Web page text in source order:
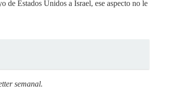
de Estados Unidos a Israel, ese aspecto no le
semanal.